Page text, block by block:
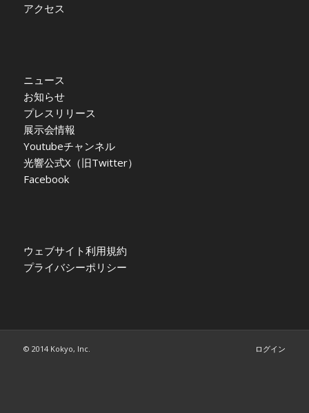
アクセス
ニュース
お知らせ
プレスリリース
展示会情報
Youtubeチャンネル
光響公式X（旧Twitter）
Facebook
ウェブサイト利用規約
プライバシーポリシー
© 2014 Kokyo, Inc. ログイン